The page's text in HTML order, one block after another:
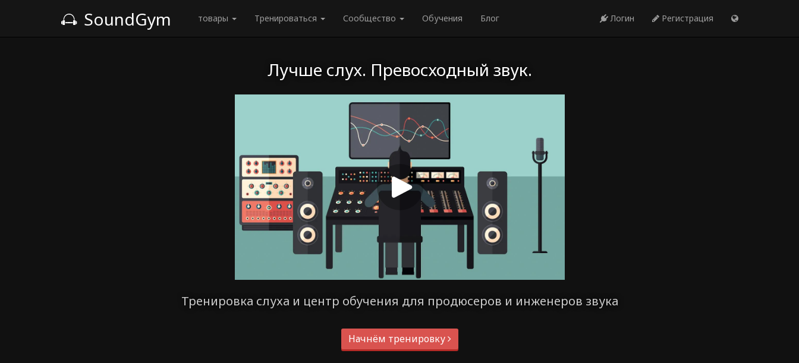
SoundGym товары Тренироваться Сообщество Обучения Блог Логин Регистрация
Лучше слух. Превосходный звук.
Тренировка слуха и центр обучения для продюсеров и инженеров звука
Начнём тренировку